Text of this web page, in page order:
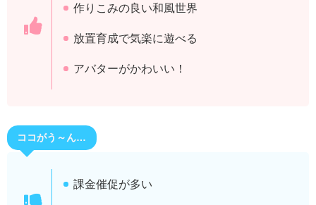
作りこみの良い和風世界
放置育成で気楽に遊べる
アバターがかわいい！
ココがう～ん…
課金催促が多い